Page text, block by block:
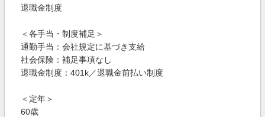
退職金制度
＜各手当・制度補足＞
通勤手当：会社規定に基づき支給
社会保険：補足事項なし
退職金制度：401k／退職金前払い制度
＜定年＞
60歳